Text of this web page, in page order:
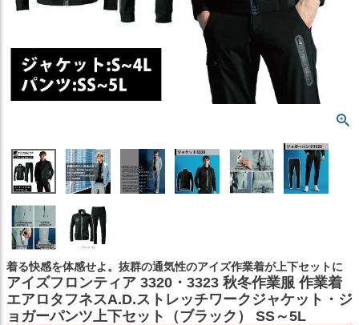
着る快感を体感せよ。抜群の通気性のアイズ作業着が上下セットに
アイズフロンティア 3320・3323 秋冬作業服 作業着
エアロタフネスA.D.ストレッチワークジャケット・ジ
ョガーパンツ上下セット（ブラック） SS～5L